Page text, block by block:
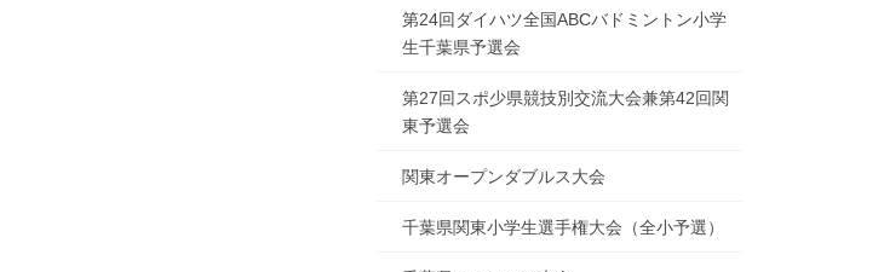
第24回ダイハツ全国ABCバドミントン小学
生千葉県予選会
第27回スポ少県競技別交流大会兼第42回関
東予選会
関東オープンダブルス大会
千葉県関東小学生選手権大会（全小予選）